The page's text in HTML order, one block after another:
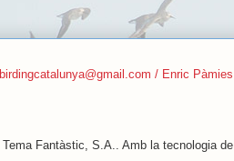
birdingcatalunya@gmail.com / Enric Pàmies
Tema Fantàstic, S.A.. Amb la tecnologia de